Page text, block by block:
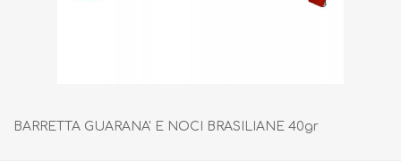
BARRETTA GUARANA' E NOCI BRASILIANE 40gr